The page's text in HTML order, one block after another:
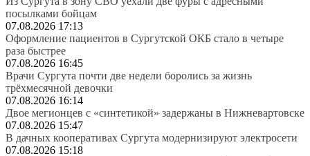
посылками бойцам
07.08.2026 17:13
Оформление пациентов в Сургутской ОКБ стало в четыре
раза быстрее
07.08.2026 16:45
Врачи Сургута почти две недели боролись за жизнь
трёхмесячной девочки
07.08.2026 16:14
Двое мегионцев с «синтетикой» задержаны в Нижневартовске
07.08.2026 15:47
В дачных кооперативах Сургута модернизируют электросети
07.08.2026 15:18